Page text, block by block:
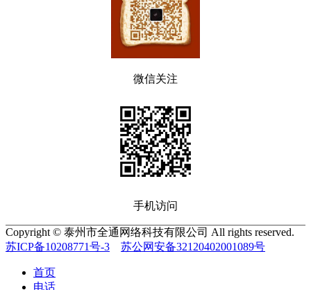
微信关注
手机访问
Copyright © 泰州市全通网络科技有限公司 All rights reserved.
苏ICP备10208771号-3
苏公网安备32120402001089号
首页
电话